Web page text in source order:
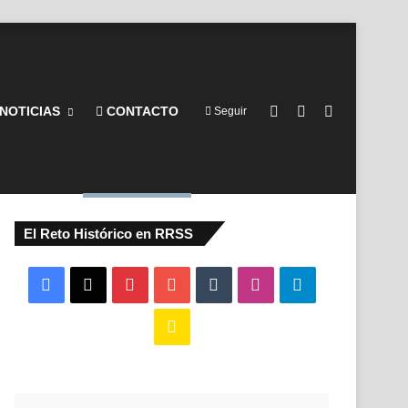
CONTACTO Seguir Barra lateral
Switch skin
El Reto Histórico en RRSS
Facebook PinterestYouTubeTumblr Instagram